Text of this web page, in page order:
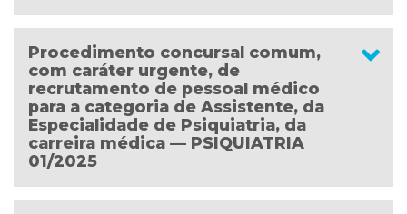
Procedimento concursal comum,
com caráter urgente, de
recrutamento de pessoal médico
para a categoria de Assistente, da
Especialidade de Psiquiatria, da
carreira médica — PSIQUIATRIA
01/2025